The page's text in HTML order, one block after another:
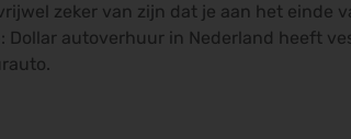
zeker van zijn dat je aan het einde
autoverhuur in Nederland heeft